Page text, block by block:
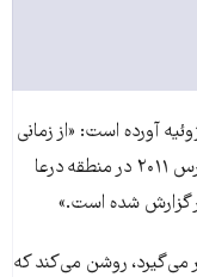
حقوق بشر سوریه در گزارش پنج‌شنبه ۱۰ژوئيه آورده است: «از زمانی
که نخستین قربانی انقلاب سوریه در تاریخ ۱۸ مارس ۲۰۱۱ در منطقه درعا
سه‌شنبه ۸ ژوئیه را در بر می‌گیرد، روشن می‌کند که